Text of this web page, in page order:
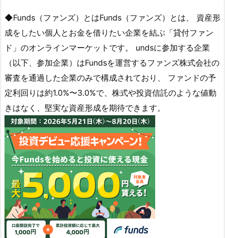
◆Funds（ファンズ）とはFunds（ファンズ）とは、 資産形
成をしたい個人とお金を借りたい企業を結ぶ「貸付ファン
ド」のオンラインマーケットです。 undsに参加する企業
（以下、参加企業）はFundsを運営するファンズ株式会社の
審査を通過した企業のみで構成されており、 ファンドの予
定利回りは約1.0%〜3.0%で、株式や投資信託のような値動
きはなく、堅実な資産形成を期待できます。